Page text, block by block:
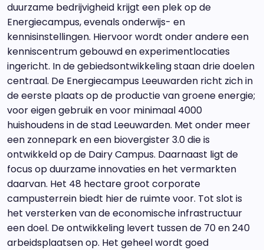
duurzame bedrijvigheid krijgt een plek op de
Energiecampus, evenals onderwijs- en
kennisinstellingen. Hiervoor wordt onder andere een
kenniscentrum gebouwd en experimentlocaties
ingericht. In de gebiedsontwikkeling staan drie doelen
centraal. De Energiecampus Leeuwarden richt zich in
de eerste plaats op de productie van groene energie;
voor eigen gebruik en voor minimaal 4000
huishoudens in de stad Leeuwarden. Met onder meer
een zonnepark en een biovergister 3.0 die is
ontwikkeld op de Dairy Campus. Daarnaast ligt de
focus op duurzame innovaties en het vermarkten
daarvan. Het 48 hectare groot corporate
campusterrein biedt hier de ruimte voor. Tot slot is
het versterken van de economische infrastructuur
een doel. De ontwikkeling levert tussen de 70 en 240
arbeidsplaatsen op. Het geheel wordt goed